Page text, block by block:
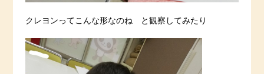
クレヨンってこんな形なのね と観察してみたり